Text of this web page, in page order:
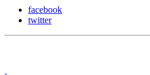
facebook
twitter